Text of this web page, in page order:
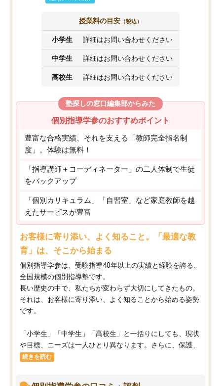
授業料の目安 （税込）
小学生 詳細はお問い合わせください
中学生 詳細はお問い合わせください
高校生 詳細はお問い合わせください
塾探しの窓口編集部からみた
個別指導学参のおすすめポイント
豊富な合格実績、それを支える「教師完全指名制
度」。体験は無料！
「指導講師＋コーディネーター」の二人体制で生徒
をバックアップ
「個別カリキュラム」「自習室」など家庭教師を越
えたサービスが豊富
お客様に寄り添い、よく知ること。「最適な教
育」は、そこから始まる
個別指導学参は、受験指導40年以上の実績と経験を誇る、
全国規模の個別指導塾です。
長い歴史の中で、私たちが変わらず大切にしてきたもの。
それは、お客様に寄り添い、よく知ることから始める姿勢
です。
「小学生」「中学生」「高校生」と一括りにしても、現状
や目標、ニーズは一人ひとり異なります。さらに、保護...
続きを読む